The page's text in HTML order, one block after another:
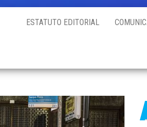
ESTATUTO EDITORIAL